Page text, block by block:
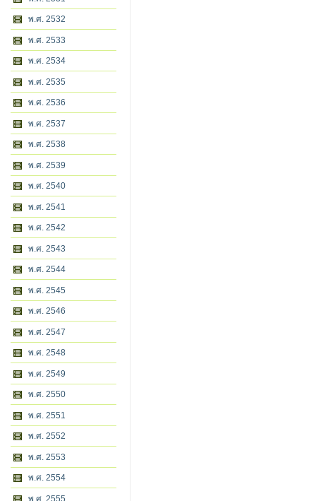
พ.ศ. 2532
พ.ศ. 2533
พ.ศ. 2534
พ.ศ. 2535
พ.ศ. 2536
พ.ศ. 2537
พ.ศ. 2538
พ.ศ. 2539
พ.ศ. 2540
พ.ศ. 2541
พ.ศ. 2542
พ.ศ. 2543
พ.ศ. 2544
พ.ศ. 2545
พ.ศ. 2546
พ.ศ. 2547
พ.ศ. 2548
พ.ศ. 2549
พ.ศ. 2550
พ.ศ. 2551
พ.ศ. 2552
พ.ศ. 2553
พ.ศ. 2554
พ.ศ. 2555